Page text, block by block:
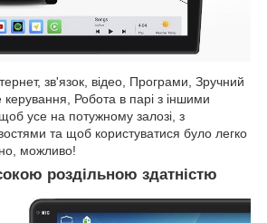
зв'язок, відео, Програми, Зручний
Робота в парі з іншими
усе на потужному залозі, з
та щоб користуватися було легко
можливо!
роздільною здатністю